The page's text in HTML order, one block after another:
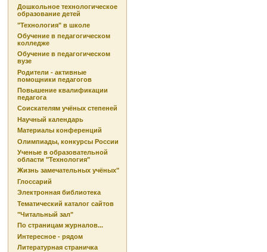
Дошкольное технологическое
образование детей
"Технология" в школе
Обучение в педагогическом
колледже
Обучение в педагогическом
вузе
Родители - активные
помощники педагогов
Повышение квалификации
педагога
Соискателям учёных степеней
Научный календарь
Материалы конференций
Олимпиады, конкурсы России
Ученые в образовательной
области "Технология"
Жизнь замечательных учёных"
Глоссарий
Электронная библиотека
Тематический каталог сайтов
"Читальный зал"
По страницам журналов...
Интересное - рядом
Литературная страничка